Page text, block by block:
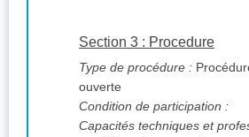
Section 3 : Procedure
Type de procédure :
ouverte
Condition de participation :
Capacités techniques et